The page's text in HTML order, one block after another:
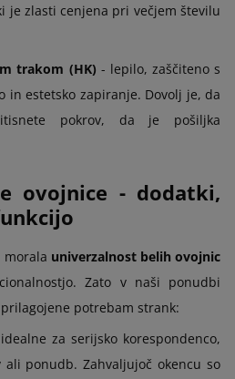
je zlasti cenjena pri večjem številu
trakom (HK) - lepilo, zaščiteno s
in estetsko zapiranje. Dovolj je, da
pokrov, da je pošiljka
ovojnice - dodatki,
morala univerzalnost belih ovojnic
Zato v naši ponudbi
potrebam strank:
za serijsko korespondenco,
ponudb. Zahvaljujoč okencu so